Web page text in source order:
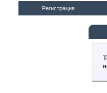
Регистрация